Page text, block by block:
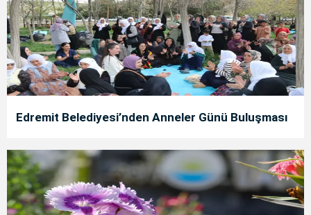
Edremit Belediyesi’nden Anneler Günü Buluşması